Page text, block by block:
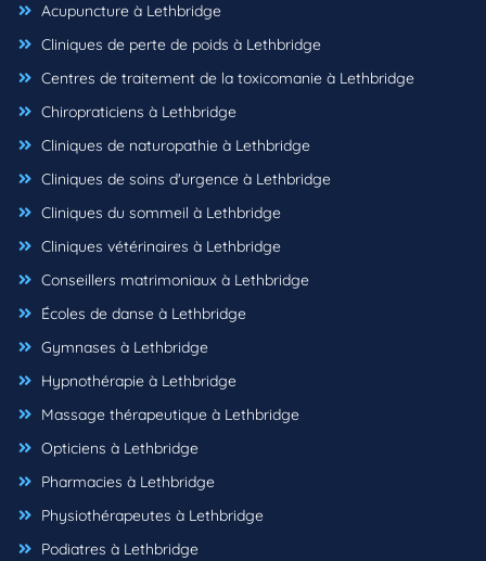
Acupuncture à Lethbridge
Cliniques de perte de poids à Lethbridge
Centres de traitement de la toxicomanie à Lethbridge
Chiropraticiens à Lethbridge
Cliniques de naturopathie à Lethbridge
Cliniques de soins d'urgence à Lethbridge
Cliniques du sommeil à Lethbridge
Cliniques vétérinaires à Lethbridge
Conseillers matrimoniaux à Lethbridge
Écoles de danse à Lethbridge
Gymnases à Lethbridge
Hypnothérapie à Lethbridge
Massage thérapeutique à Lethbridge
Opticiens à Lethbridge
Pharmacies à Lethbridge
Physiothérapeutes à Lethbridge
Podiatres à Lethbridge